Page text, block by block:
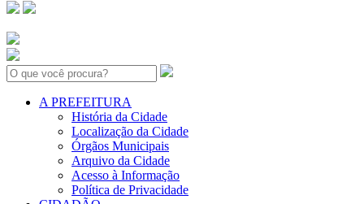
Search:
A PREFEITURA
História da Cidade
Localização da Cidade
Órgãos Municipais
Arquivo da Cidade
Acesso à Informação
Política de Privacidade